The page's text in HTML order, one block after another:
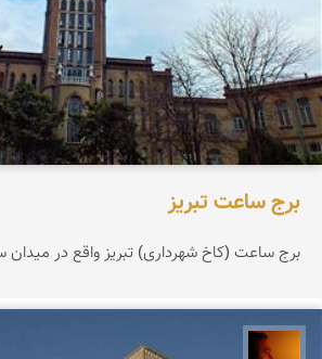
برج ساعت تبریز
برج ساعت (كاخ شهرداری) تبریز واقع در میدان